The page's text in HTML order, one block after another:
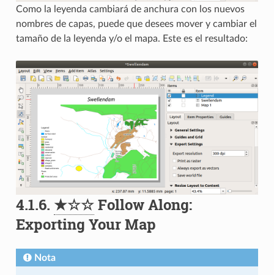
Como la leyenda cambiará de anchura con los nuevos
nombres de capas, puede que desees mover y cambiar el
tamaño de la leyenda y/o el mapa. Este es el resultado:
4.1.6. ★☆☆Follow Along:
Exporting Your Map
Nota